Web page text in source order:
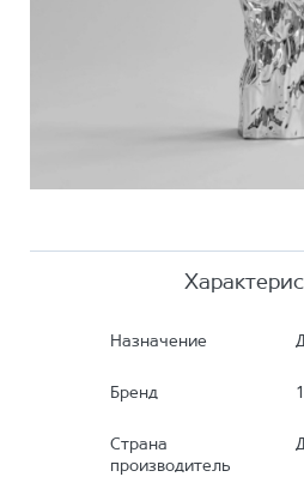
Назначение
Бренд
Страна
производитель